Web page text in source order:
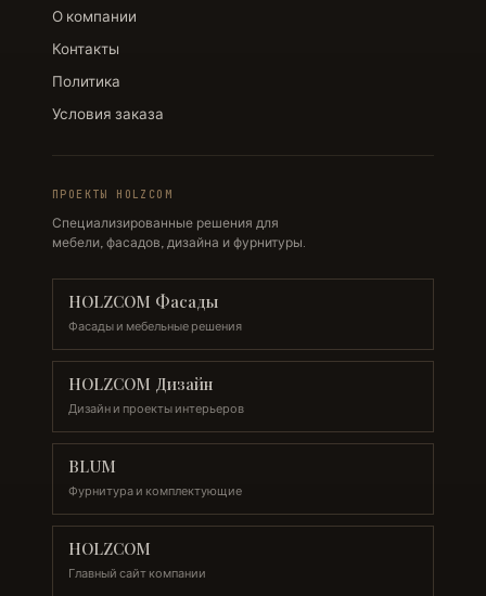
О компании
Контакты
Политика
Условия заказа
ПРОЕКТЫ HOLZCOM
Специализированные решения для
мебели, фасадов, дизайна и фурнитуры.
HOLZCOM Фасады
Фасады и мебельные решения
HOLZCOM Дизайн
Дизайн и проекты интерьеров
BLUM
Фурнитура и комплектующие
HOLZCOM
Главный сайт компании